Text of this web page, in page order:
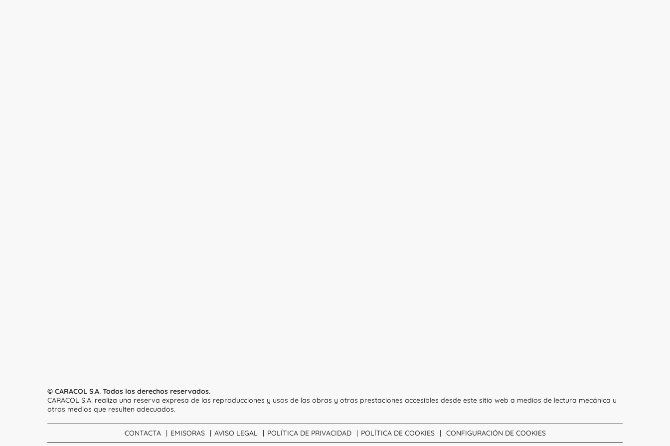
© CARACOL S.A. Todos los derechos reservados.
CARACOL S.A. realiza una reserva expresa de las reproducciones y usos de las obras y otras prestaciones accesibles desde este sitio web a medios de lectura mecánica u
otros medios que resulten adecuados.
CONTACTA EMISORAS AVISO LEGAL POLÍTICA DE PRIVACIDAD POLÍTICA DE COOKIES CONFIGURACIÓN DE COOKIES